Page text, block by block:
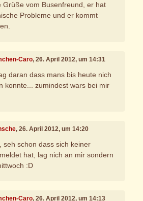
Grüße vom Busenfreund, er hat
Probleme und er kommt
Caro, 26. April 2012, um 14:31
daran dass mans bis heute nich
konnte... zumindest wars bei mir
, 26. April 2012, um 14:20
seh schon dass sich keiner
hat, lag nich an mir sondern
:D
Caro, 26. April 2012, um 14:13